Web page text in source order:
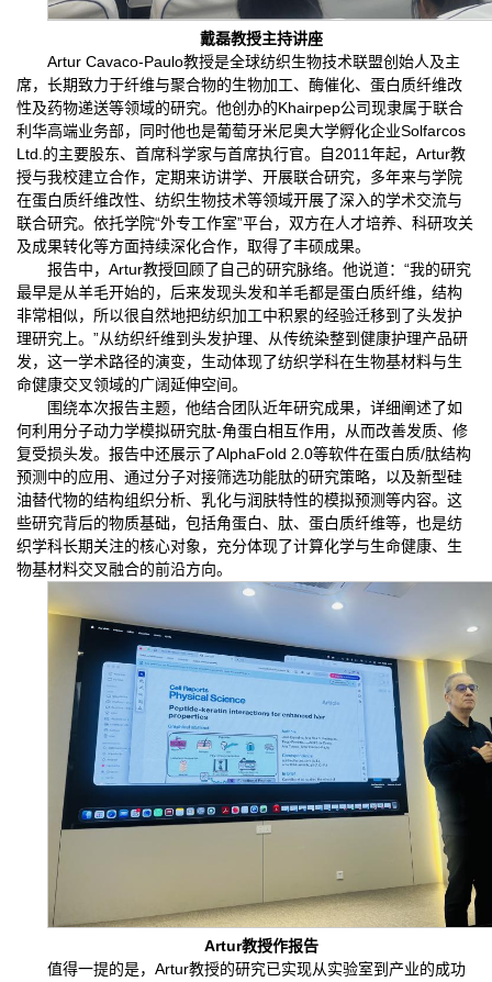
戴磊教授主持讲座
Artur Cavaco-Paulo教授是全球纺织生物技术联盟创始人及主
席，长期致力于纤维与聚合物的生物加工、酶催化、蛋白质纤维改
性及药物递送等领域的研究。他创办的Khairpep公司现隶属于联合
利华高端业务部，同时他也是葡萄牙米尼奥大学孵化企业Solfarcos
Ltd.的主要股东、首席科学家与首席执行官。自2011年起，Artur教
授与我校建立合作，定期来访讲学、开展联合研究，多年来与学院
在蛋白质纤维改性、纺织生物技术等领域开展了深入的学术交流与
联合研究。依托学院“外专工作室”平台，双方在人才培养、科研攻关
及成果转化等方面持续深化合作，取得了丰硕成果。
报告中，Artur教授回顾了自己的研究脉络。他说道：“我的研究
最早是从羊毛开始的，后来发现头发和羊毛都是蛋白质纤维，结构
非常相似，所以很自然地把纺织加工中积累的经验迁移到了头发护
理研究上。”从纺织纤维到头发护理、从传统染整到健康护理产品研
发，这一学术路径的演变，生动体现了纺织学科在生物基材料与生
命健康交叉领域的广阔延伸空间。
围绕本次报告主题，他结合团队近年研究成果，详细阐述了如
何利用分子动力学模拟研究肽-角蛋白相互作用，从而改善发质、修
复受损头发。报告中还展示了AlphaFold 2.0等软件在蛋白质/肽结构
预测中的应用、通过分子对接筛选功能肽的研究策略，以及新型硅
油替代物的结构组织分析、乳化与润肤特性的模拟预测等内容。这
些研究背后的物质基础，包括角蛋白、肽、蛋白质纤维等，也是纺
织学科长期关注的核心对象，充分体现了计算化学与生命健康、生
物基材料交叉融合的前沿方向。
Artur教授作报告
值得一提的是，Artur教授的研究已实现从实验室到产业的成功